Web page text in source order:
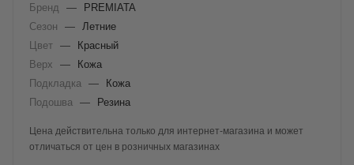
Бренд
—
PREMIATA
Сезон
—
Летние
Цвет —
Красный
Верх
—
Кожа
Подкладка
—
Кожа
Подошва
— Резина
Цена действительна только для интернет-магазина и может
отличаться от цен в розничных магазинах